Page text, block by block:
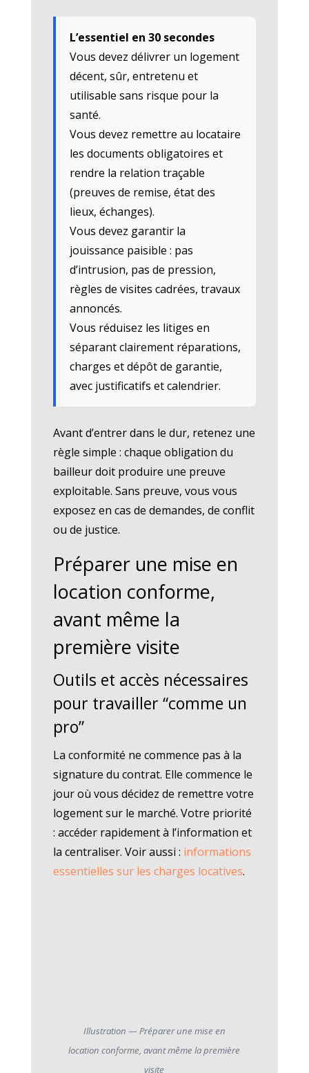
L’essentiel en 30 secondes
Vous devez délivrer un logement
décent, sûr, entretenu et
utilisable sans risque pour la
santé.
Vous devez remettre au locataire
les documents obligatoires et
rendre la relation traçable
(preuves de remise, état des
lieux, échanges).
Vous devez garantir la
jouissance paisible : pas
d’intrusion, pas de pression,
règles de visites cadrées, travaux
annoncés.
Vous réduisez les litiges en
séparant clairement réparations,
charges et dépôt de garantie,
avec justificatifs et calendrier.
Avant d’entrer dans le dur, retenez une
règle simple : chaque obligation du
bailleur doit produire une preuve
exploitable. Sans preuve, vous vous
exposez en cas de demandes, de conflit
ou de justice.
Préparer une mise en
location conforme,
avant même la
première visite
Outils et accès nécessaires
pour travailler “comme un
pro”
La conformité ne commence pas à la
signature du contrat. Elle commence le
jour où vous décidez de remettre votre
logement sur le marché. Votre priorité
: accéder rapidement à l’information et
la centraliser. Voir aussi : informations
essentielles sur les charges locatives.
Illustration — Préparer une mise en
location conforme, avant même la première
visite